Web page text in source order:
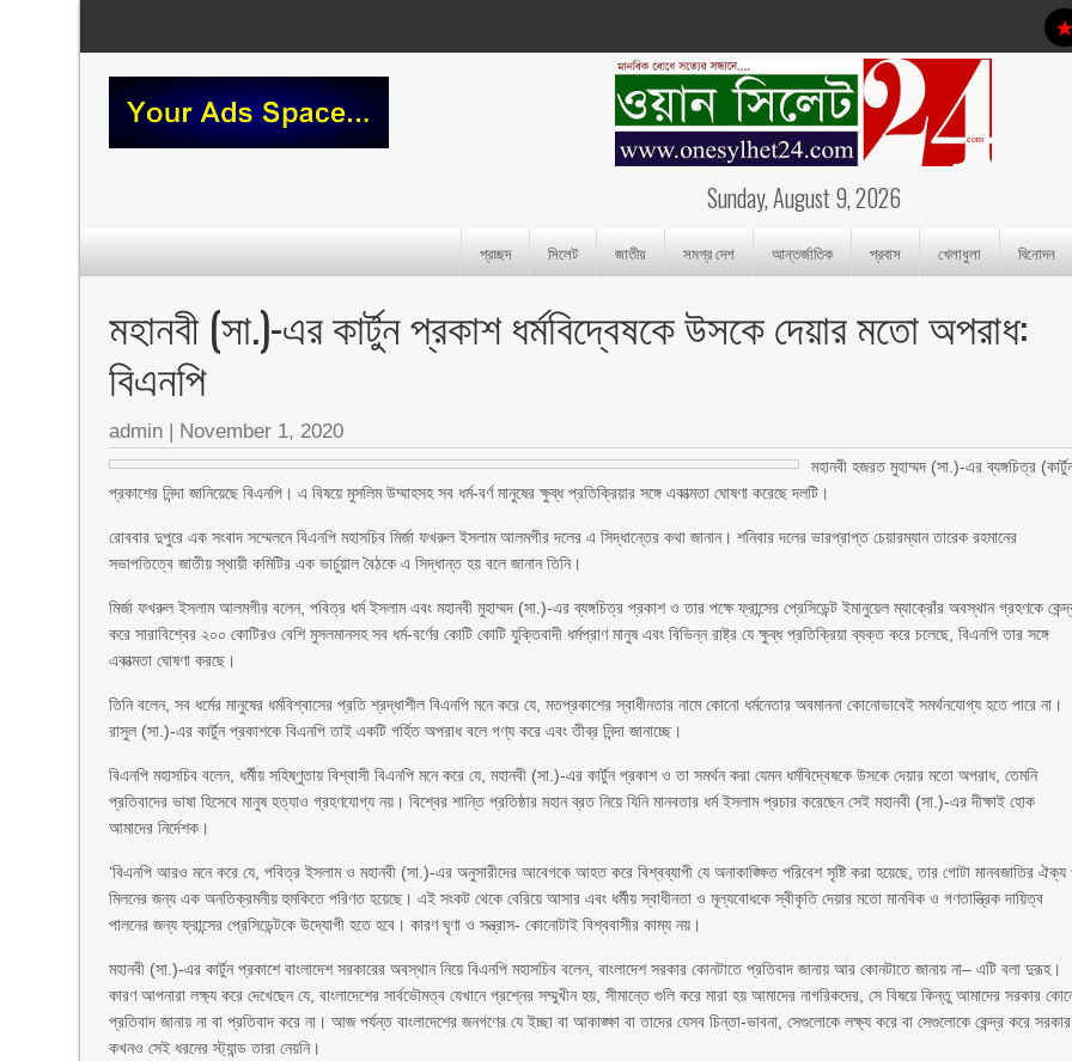
Sunday, August 9, 2026
প্রচ্ছদ সিলেট জাতীয় সমগ্র দেশ আন্তর্জাতিক প্রবাস খেলাধুলা বিনোদন
মহানবী (সা.)-এর কার্টুন প্রকাশ ধর্মবিদ্বেষকে উসকে দেয়ার মতো অপরাধ:
বিএনপি
admin | November 1, 2020
মহানবী হজরত মুহাম্মদ (সা.)-এর ব্যঙ্গচিত্র
প্রকাশের নিন্দা জানিয়েছে বিএনপি। এ বিষয়ে মুসলিম উম্মাহসহ সব ধর্ম-বর্ণ মানুষের ক্ষুব্ধ প্রতিক্রিয়ার সঙ্গে একাত্মতা ঘোষণা করেছে দলটি।
রোববার দুপুরে এক সংবাদ সম্মেলনে বিএনপি মহাসচিব মির্জা ফখরুল ইসলাম আলমগীর দলের এ সিদ্ধান্তের কথা জানান। শনিবার দলের ভারপ্রাপ্ত চেয়ারম্যান তারেক রহমানের
সভাপতিত্বে জাতীয় স্থায়ী কমিটির এক ভার্চুয়াল বৈঠকে এ সিদ্ধান্ত হয় বলে জানান তিনি।
মির্জা ফখরুল ইসলাম আলমগীর বলেন, পবিত্র ধর্ম ইসলাম এবং মহানবী মুহাম্মদ (সা.)-এর ব্যঙ্গচিত্র প্রকাশ ও তার পক্ষে ফ্রান্সের প্রেসিডেন্ট ইমানুয়েল ম্যাক্রোঁর অবস্থান গ্রহণকে
করে সারাবিশ্বের ২০০ কোটিরও বেশি মুসলমানসহ সব ধর্ম-বর্ণের কোটি কোটি যুক্তিবাদী ধর্মপ্রাণ মানুষ এবং বিভিন্ন রাষ্ট্র যে ক্ষুব্ধ প্রতিক্রিয়া ব্যক্ত করে চলেছে, বিএনপি তার সঙ্গে
একাত্মতা ঘোষণা করছে।
তিনি বলেন, সব ধর্মের মানুষের ধর্মবিশ্বাসের প্রতি শ্রদ্ধাশীল বিএনপি মনে করে যে, মতপ্রকাশের স্বাধীনতার নামে কোনো ধর্মনেতার অবমাননা কোনোভাবেই সমর্থনযোগ্য হতে পারে না।
রাসুল (সা.)-এর কার্টুন প্রকাশকে বিএনপি তাই একটি গর্হিত অপরাধ বলে গণ্য করে এবং তীব্র নিন্দা জানাচ্ছে।
বিএনপি মহাসচিব বলেন, ধর্মীয় সহিষ্ণুতায় বিশ্বাসী বিএনপি মনে করে যে, মহানবী (সা.)-এর কার্টুন প্রকাশ ও তা সমর্থন করা যেমন ধর্মবিদ্বেষকে উসকে দেয়ার মতো অপরাধ, তেমনি
প্রতিবাদের ভাষা হিসেবে মানুষ হত্যাও গ্রহণযোগ্য নয়। বিশ্বের শান্তি প্রতিষ্ঠার মহান ব্রত নিয়ে যিনি মানবতার ধর্ম ইসলাম প্রচার করেছেন সেই মহানবী (সা.)-এর দীক্ষাই হোক
আমাদের নির্দেশক।
‘বিএনপি আরও মনে করে যে, পবিত্র ইসলাম ও মহানবী (সা.)-এর অনুসারীদের আবেগকে আহত করে বিশ্বব্যাপী যে অনাকাঙ্ক্ষিত পরিবেশ সৃষ্টি করা হয়েছে, তার গোটা মানবজাতির
মিলনের জন্য এক অনতিক্রমনীয় হুমকিতে পরিণত হয়েছে। এই সংকট থেকে বেরিয়ে আসার এবং ধর্মীয় স্বাধীনতা ও মূল্যবোধকে স্বীকৃতি দেয়ার মতো মানবিক ও গণতান্ত্রিক দায়িত্ব
পালনের জন্য ফ্রান্সের প্রেসিডেন্টকে উদ্যোগী হতে হবে। কারণ ঘৃণা ও সন্ত্রাস- কোনোটাই বিশ্ববাসীর কাম্য নয়।
মহানবী (সা.)-এর কার্টুন প্রকাশে বাংলাদেশ সরকারের অবস্থান নিয়ে বিএনপি মহাসচিব বলেন, বাংলাদেশ সরকার কোনটাতে প্রতিবাদ জানায় আর কোনটাতে জানায় না– এটি বলা দুরূহ।
কারণ আপনারা লক্ষ্য করে দেখেছেন যে, বাংলাদেশের সার্বভৌমত্ব যেখানে প্রশ্নের সম্মুখীন হয়, সীমান্তে গুলি করে মারা হয় আমাদের নাগরিকদের, সে বিষয়ে কিন্তু আমাদের সরকার
প্রতিবাদ জানায় না বা প্রতিবাদ করে না। আজ পর্যন্ত বাংলাদেশের জনগণের যে ইচ্ছা বা আকাঙ্ক্ষা বা তাদের যেসব চিন্তা-ভাবনা, সেগুলোকে লক্ষ্য করে বা সেগুলোকে কেন্দ্র করে সরকার
কখনও সেই ধরনের স্ট্যান্ড তারা নেয়নি।